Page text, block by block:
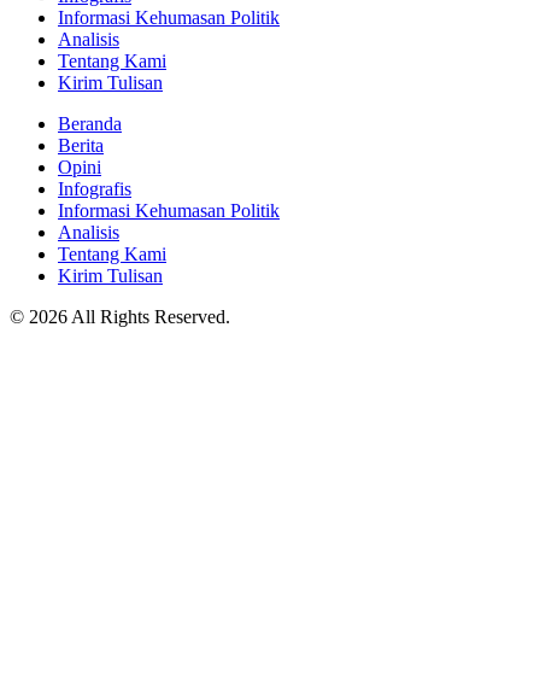
Informasi Kehumasan Politik
Analisis
Tentang Kami
Kirim Tulisan
Beranda
Berita
Opini
Infografis
Informasi Kehumasan Politik
Analisis
Tentang Kami
Kirim Tulisan
© 2026 All Rights Reserved.